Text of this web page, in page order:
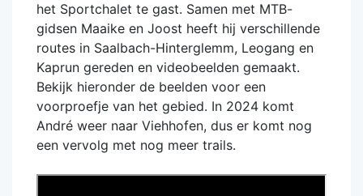
het Sportchalet te gast. Samen met MTB-
gidsen Maaike en Joost heeft hij verschillende
routes in Saalbach-Hinterglemm, Leogang en
Kaprun gereden en videobeelden gemaakt.
Bekijk hieronder de beelden voor een
voorproefje van het gebied. In 2024 komt
André weer naar Viehhofen, dus er komt nog
een vervolg met nog meer trails.